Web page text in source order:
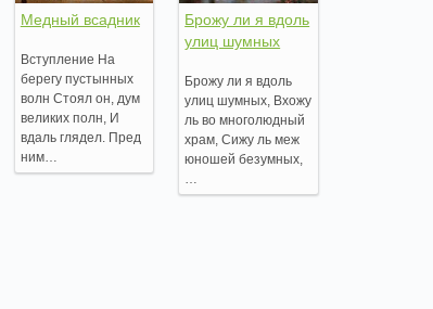
Медный всадник
Вступление На
берегу пустынных
волн Стоял он, дум
великих полн, И
вдаль глядел. Пред
ним…
Брожу ли я вдоль
улиц шумных
Брожу ли я вдоль
улиц шумных, Вхожу
ль во многолюдный
храм, Сижу ль меж
юношей безумных,
…